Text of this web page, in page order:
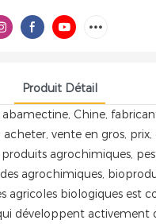
Produit Détail
Chine,
acheter, vente en gros, prix,
agrochimiques,
agrochimiques,
agricoles biologiques est
développent activement